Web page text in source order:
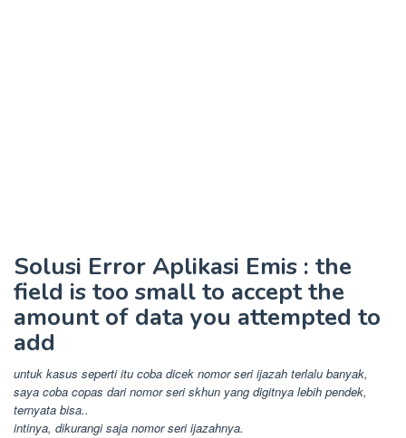
Solusi Error Aplikasi Emis : the
field is too small to accept the
amount of data you attempted to
add
untuk kasus seperti itu coba dicek nomor seri ijazah terlalu banyak,
saya coba copas dari nomor seri skhun yang digitnya lebih pendek,
ternyata bisa..
intinya, dikurangi saja nomor seri ijazahnya.